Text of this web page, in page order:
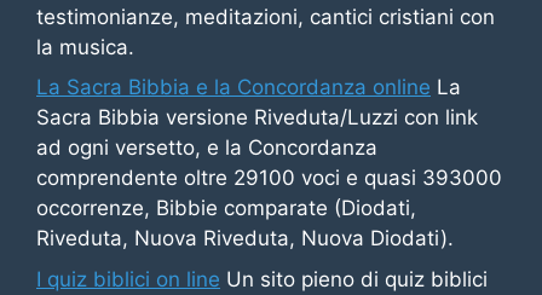
testimonianze, meditazioni, cantici cristiani con
la musica.
La Sacra Bibbia e la Concordanza online La
Sacra Bibbia versione Riveduta/Luzzi con link
ad ogni versetto, e la Concordanza
comprendente oltre 29100 voci e quasi 393000
occorrenze, Bibbie comparate (Diodati,
Riveduta, Nuova Riveduta, Nuova Diodati).
I quiz biblici on line Un sito pieno di quiz biblici